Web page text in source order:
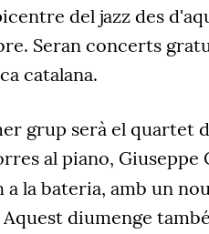
del jazz des
Seran concerts
catalana.
grup serà el quartet
al piano,
a la bateria, amb un
Aquest diumenge